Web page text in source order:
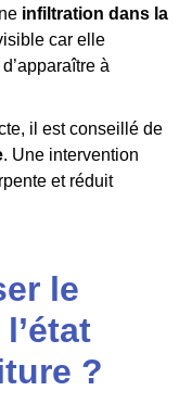
infiltration dans la
car elle
à
il est conseillé de
. Une intervention
et réduit
le
?